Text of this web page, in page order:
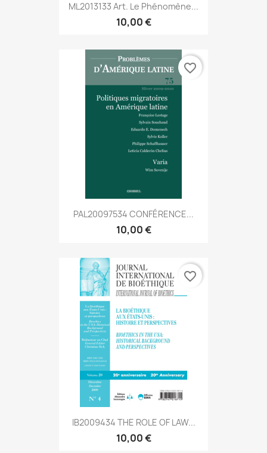
ML2013133 Art. Le Phénomène...
10,00 €
PAL20097534 CONFÉRENCE...
10,00 €
favorite_border
IB2009434 THE ROLE OF LAW...
10,00 €
favorite_border